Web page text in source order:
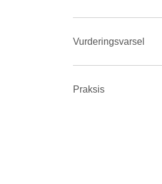
Vurderings­varsel
Praksis